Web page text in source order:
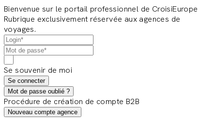
Bienvenue sur le portail professionnel de CroisiEurope
Rubrique exclusivement réservée aux agences de
voyages.
Se souvenir de moi
Se connecter
Mot de passe oublié ?
Procédure de création de compte B2B
Nouveau compte agence